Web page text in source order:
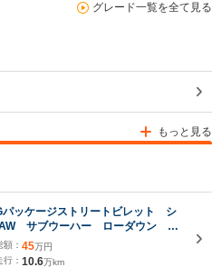
グレード一覧を全て見る
もっと見る
パッケージストリートビレット シ
AW サブウーハー ローダウン ナ
フォグランプ
額： 45万円
行： 10.6万km